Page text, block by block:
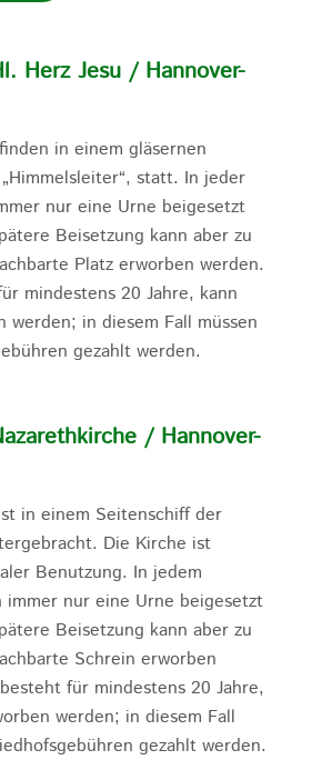
Herz Jesu / Hannover-
in einem gläsernen
statt. In jeder
nur eine Urne beigesetzt
Beisetzung kann aber zu
Platz erworben werden.
mindestens 20 Jahre, kann
werden; in diesem Fall müssen
gezahlt werden.
/ Hannover-
in einem Seitenschiff der
Die Kirche ist
Benutzung. In jedem
immer nur eine Urne beigesetzt
Beisetzung kann aber zu
Schrein erworben
für mindestens 20 Jahre,
werden; in diesem Fall
gezahlt werden.